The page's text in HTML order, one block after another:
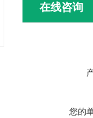
在线咨询
您的